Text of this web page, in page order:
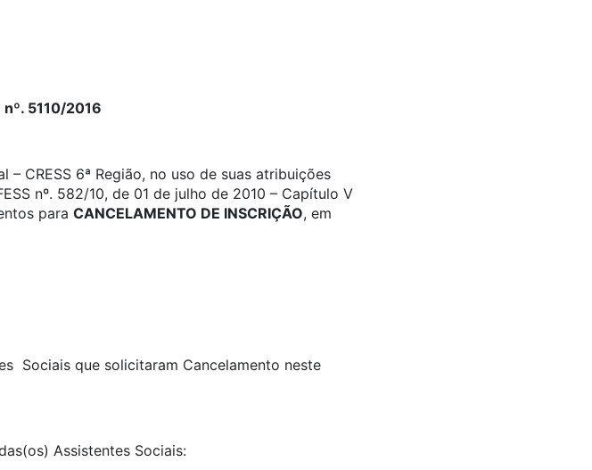
nº. 5110/2016
CRESS 6ª Região, no uso de suas atribuições
nº. 582/10, de 01 de julho de 2010 – Capítulo V
para CANCELAMENTO DE INSCRIÇÃO, em
Sociais que solicitaram Cancelamento neste
Assistentes Sociais: